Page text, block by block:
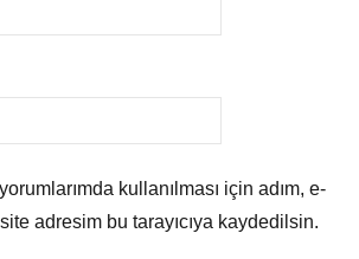
kullanılması için adım, e-
adresim bu tarayıcıya kaydedilsin.